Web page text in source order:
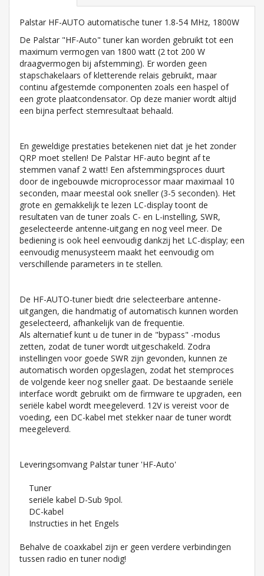
Palstar HF-AUTO automatische tuner 1.8-54 MHz, 1800W
De Palstar "HF-Auto" tuner kan worden gebruikt tot een
maximum vermogen van 1800 watt (2 tot 200 W
draagvermogen bij afstemming). Er worden geen
stapschakelaars of kletterende relais gebruikt, maar
continu afgestemde componenten zoals een haspel of
een grote plaatcondensator. Op deze manier wordt altijd
een bijna perfect stemresultaat behaald.
En geweldige prestaties betekenen niet dat je het zonder
QRP moet stellen! De Palstar HF-auto begint af te
stemmen vanaf 2 watt! Een afstemmingsproces duurt
door de ingebouwde microprocessor maar maximaal 10
seconden, maar meestal ook sneller (3-5 seconden). Het
grote en gemakkelijk te lezen LC-display toont de
resultaten van de tuner zoals C- en L-instelling, SWR,
geselecteerde antenne-uitgang en nog veel meer. De
bediening is ook heel eenvoudig dankzij het LC-display; een
eenvoudig menusysteem maakt het eenvoudig om
verschillende parameters in te stellen.
De HF-AUTO-tuner biedt drie selecteerbare antenne-
uitgangen, die handmatig of automatisch kunnen worden
geselecteerd, afhankelijk van de frequentie.
Als alternatief kunt u de tuner in de "bypass" -modus
zetten, zodat de tuner wordt uitgeschakeld. Zodra
instellingen voor goede SWR zijn gevonden, kunnen ze
automatisch worden opgeslagen, zodat het stemproces
de volgende keer nog sneller gaat. De bestaande seriële
interface wordt gebruikt om de firmware te upgraden, een
seriële kabel wordt meegeleverd. 12V is vereist voor de
voeding, een DC-kabel met stekker naar de tuner wordt
meegeleverd.
Leveringsomvang Palstar tuner 'HF-Auto'
Tuner
seriële kabel D-Sub 9pol.
DC-kabel
Instructies in het Engels
Behalve de coaxkabel zijn er geen verdere verbindingen
tussen radio en tuner nodig!